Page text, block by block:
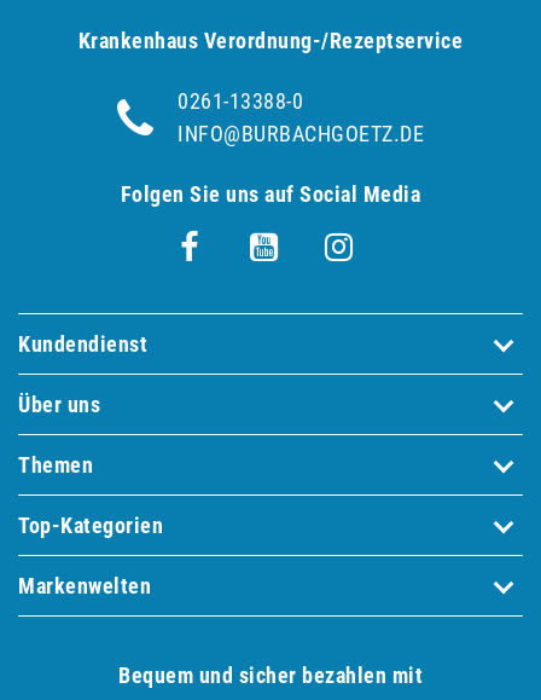
Krankenhaus Verordnung-/Rezeptservice
0261-13388-0
INFO@BURBACHGOETZ.DE
Folgen Sie uns auf Social Media
Kundendienst
Über uns
Themen
Top-Kategorien
Markenwelten
Bequem und sicher bezahlen mit